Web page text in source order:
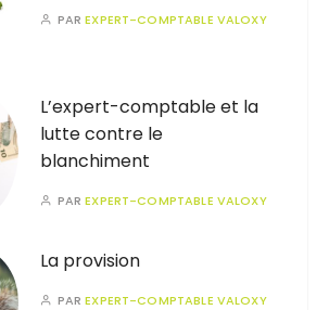
PAREXPERT-COMPTABLE VALOXY
L’expert-comptable et la
lutte contre le
blanchiment
PAREXPERT-COMPTABLE VALOXY
La provision
PAREXPERT-COMPTABLE VALOXY